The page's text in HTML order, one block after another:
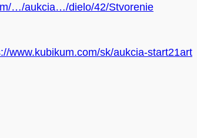
…/aukcia…/dielo/42/Stvorenie
www.kubikum.com/sk/aukcia-start21art